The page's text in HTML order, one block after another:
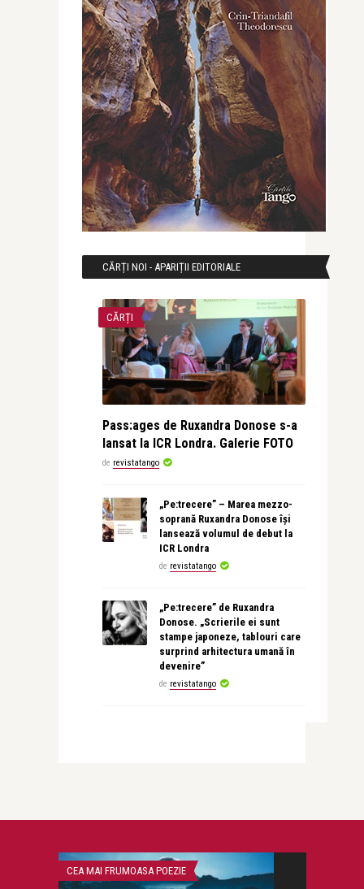
CĂRȚI NOI - APARIȚII EDITORIALE
CĂRȚI
Pass:ages de Ruxandra Donose s-a
lansat la ICR Londra. Galerie FOTO
de revistatango
„Pe:trecere” – Marea mezzo-
soprană Ruxandra Donose își
lansează volumul de debut la
ICR Londra
de revistatango
„Pe:trecere” de Ruxandra
Donose. „Scrierile ei sunt
stampe japoneze, tablouri care
surprind arhitectura umană în
devenire”
de revistatango
CEA MAI FRUMOASA POEZIE